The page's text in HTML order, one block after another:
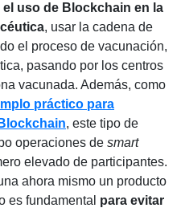
el uso de Blockchain en la
, usar la cadena de
el proceso de vacunación,
pasando por los centros
vacunada. Además, como
práctico para
, este tipo de
operaciones de smart
elevado de participantes.
ahora mismo un producto
es fundamental para evitar